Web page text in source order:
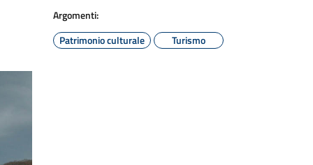
Argomenti:
Patrimonio culturale
Turismo